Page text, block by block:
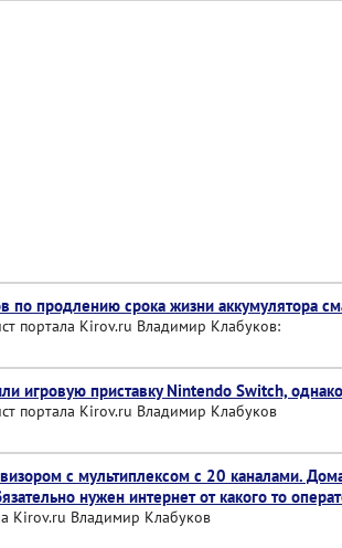
по продлению срока жизни аккумулятора
портала Kirov.ru Владимир Клабуков:
игровую приставку Nintendo Switch,
портала Kirov.ru Владимир Клабуков
с мультиплексом с 20 каналами.
нужен интернет от какого то
Kirov.ru Владимир Клабуков